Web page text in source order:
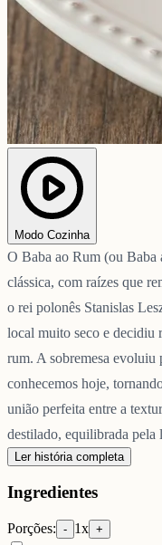
Modo Cozinha
O Baba ao Rum (ou Baba
clássica, com raízes que
o rei polonês Stanislas
local muito seco e decidiu
rum. A sobremesa evoluiu
conhecemos hoje,
união perfeita entre a
destilado, equilibrada pela
Ler história completa
Ingredientes
Porções: - 1x +